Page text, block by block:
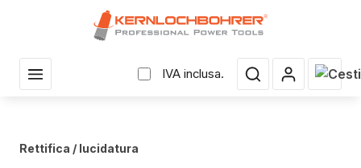
IVA inclusa. Il
Rettifica / lucidatura